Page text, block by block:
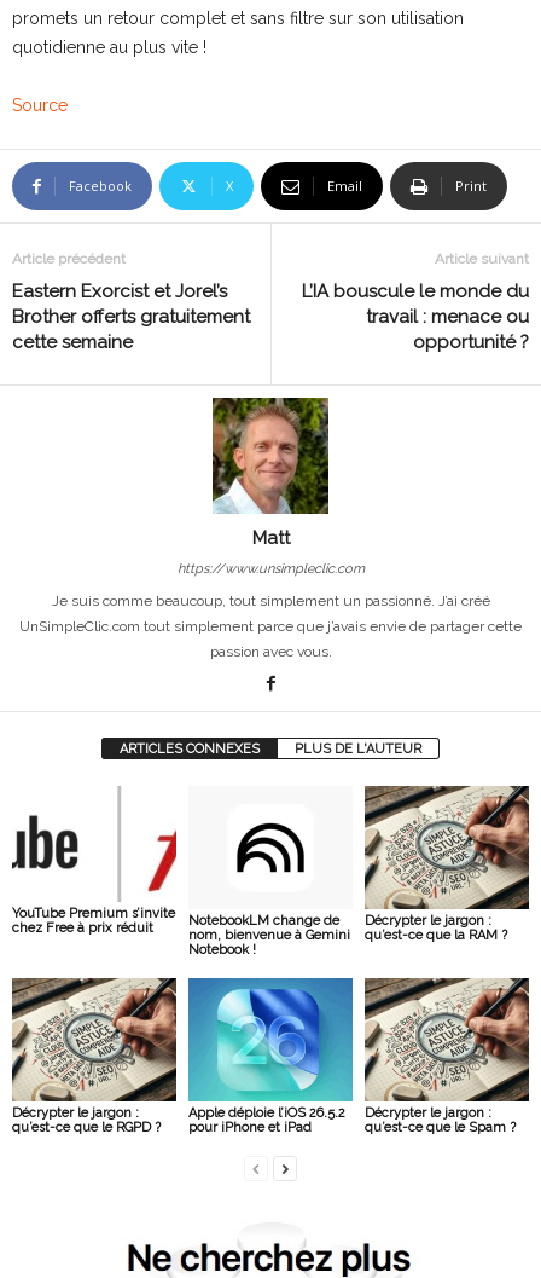
promets un retour complet et sans filtre sur son utilisation
quotidienne au plus vite !
Source
Facebook X Email Print
Article précédent
Eastern Exorcist et Jorel’s
Brother offerts gratuitement
cette semaine
Article suivant
L’IA bouscule le monde du
travail : menace ou
opportunité ?
Matt
https://www.unsimpleclic.com
Je suis comme beaucoup, tout simplement un passionné. J’ai créé
UnSimpleClic.com tout simplement parce que j’avais envie de partager cette
passion avec vous.
ARTICLES CONNEXES PLUS DE L'AUTEUR
YouTube Premium s’invite
chez Free à prix réduit
NotebookLM change de
nom, bienvenue à Gemini
Notebook !
Décrypter le jargon :
qu’est-ce que la RAM ?
Décrypter le jargon :
qu’est-ce que le RGPD ?
Apple déploie l’iOS 26.5.2
pour iPhone et iPad
Décrypter le jargon :
qu’est-ce que le Spam ?